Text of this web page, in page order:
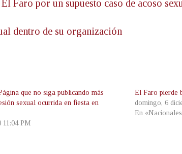
Faro por un supuesto caso de acoso
dentro de su organización
que no siga publicando más
sexual ocurrida en fiesta en
11:04 PM
El Faro pierde
domingo, 6
En